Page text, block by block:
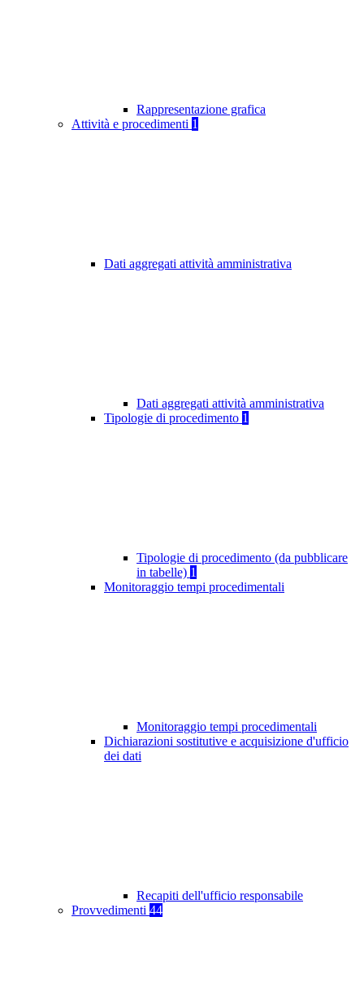
Rappresentazione grafica
Attività e procedimenti 1
Dati aggregati attività amministrativa
Dati aggregati attività amministrativa
Tipologie di procedimento 1
Tipologie di procedimento (da pubblicare
in tabelle) 1
Monitoraggio tempi procedimentali
Monitoraggio tempi procedimentali
Dichiarazioni sostitutive e acquisizione d'ufficio
dei dati
Recapiti dell'ufficio responsabile
Provvedimenti 44